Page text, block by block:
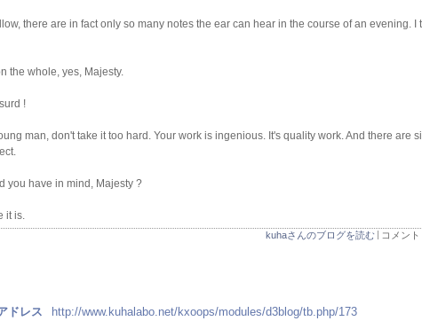
there are in fact only so many notes the ear can hear in the course of an evening. I
the whole, yes, Majesty.
!
man, don't take it too hard. Your work is ingenious. It's quality work. And there are
you have in mind, Majesty ?
it is.
kuhaさんのブログを読む コメント
ドレス http://www.kuhalabo.net/kxoops/modules/d3blog/tb.php/173